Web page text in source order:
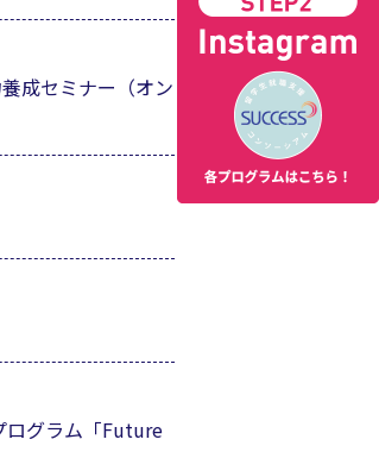
成セミナー（オン
ログラム「Future